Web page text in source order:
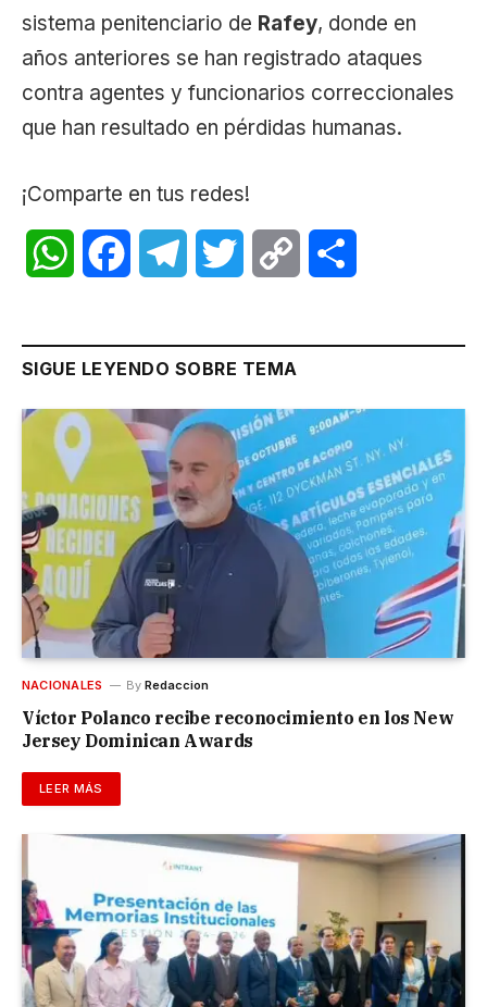
sistema penitenciario de Rafey, donde en
años anteriores se han registrado ataques
contra agentes y funcionarios correccionales
que han resultado en pérdidas humanas.
¡Comparte en tus redes!
WhatsAppFacebookTelegramTwitter Copy
SIGUE LEYENDO SOBRE TEMA
NACIONALES By Redaccion
Víctor Polanco recibe reconocimiento en los New
Jersey Dominican Awards
LEER MÁS